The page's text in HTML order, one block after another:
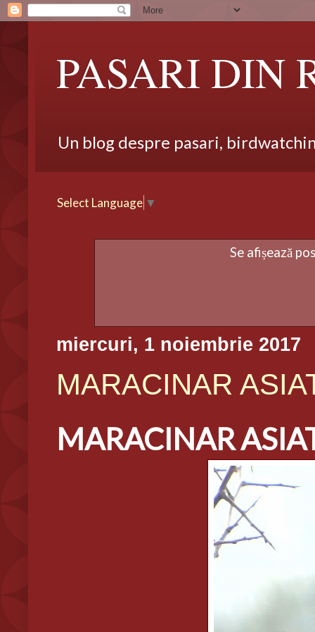
PASARI DIN
Un blog despre pasari,
Select Language ▼
Se afișează
miercuri, 1 noiembrie 2017
MARACINAR
MARACINAR